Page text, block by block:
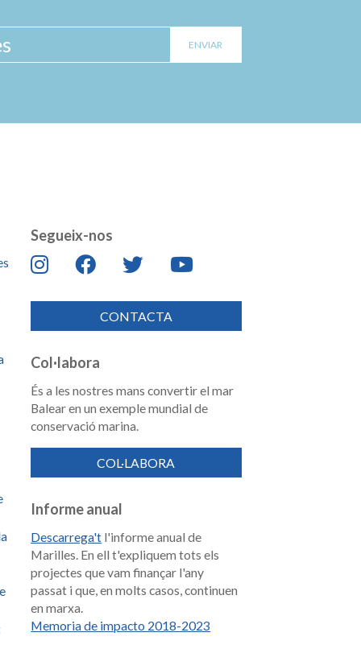
Segueix-nos
CONTACTA
Col·labora
És a les nostres mans convertir el mar
Balear en un exemple mundial de
conservació marina.
COL·LABORA
Informe anual
Descarrega't l'informe anual de
Marilles. En ell t'expliquem tots els
projectes que vam finançar l'any
passat i que, en molts casos, continuen
en marxa.
Memoria de impacto 2018-2023